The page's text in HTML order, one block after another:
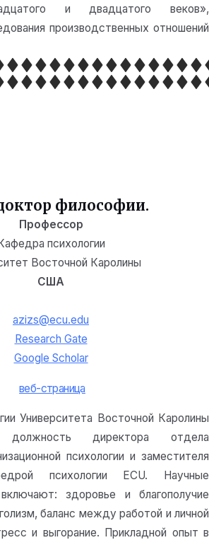
и двадцатого веков»,
производственных отношений
философии.
Профессор
психологии
Восточной Каролины
США
azizs@ecu.edu
Research Gate
Google Scholar
веб-страница
Университета Восточной Каролины
директора отдела
психологии и заместителя
психологии ECU. Научные
здоровье и благополучие
баланс между работой и личной
и выгорание. Прикладной опыт в